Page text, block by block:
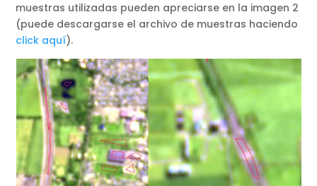
muestras utilizadas pueden apreciarse en la imagen 2
(puede descargarse el archivo de muestras haciendo
click aquí).